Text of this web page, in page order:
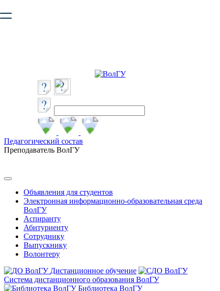
безопасную работу с сайтом. Пожалуйста
Педагогический состав
Преподаватель ВолГУ
Объявления для студентов
Электронная информационно-образовательная среда
ВолГУ
Аспиранту
Абитуриенту
Сотруднику
Выпускнику
Волонтеру
Дистанционное обучение
Система дистанционного образования ВолГУ
Библиотека ВолГУ